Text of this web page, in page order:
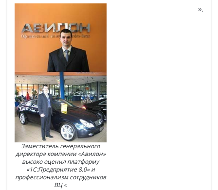
Заместитель генерального
директора компании «Авилон»
высоко оценил платформу
«1С:Предприятие 8.0» и
профессионализм сотрудников
ВЦ «
».